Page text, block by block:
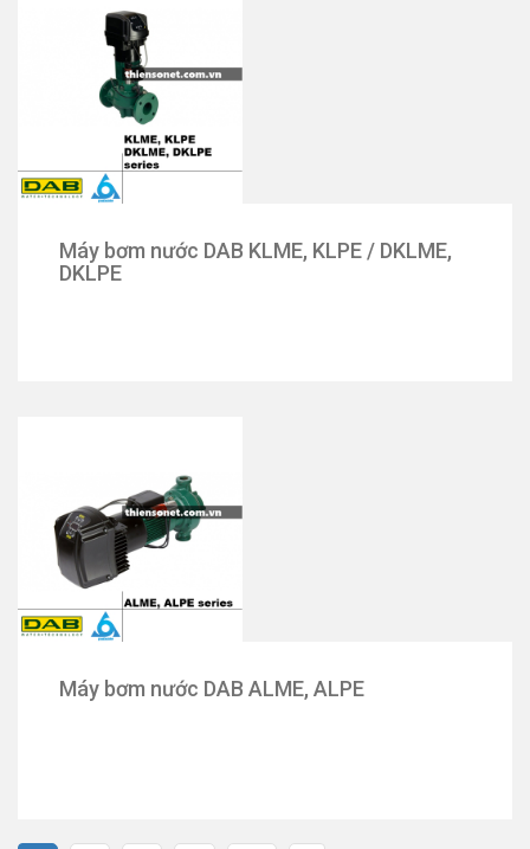
Máy bơm nước DAB KLME, KLPE / DKLME,
DKLPE
Máy bơm nước DAB ALME, ALPE